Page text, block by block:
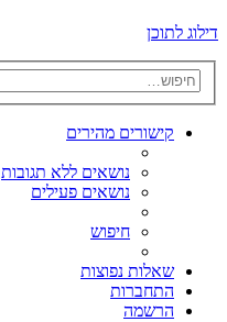
דילוג לתוכן
קישורים מהירים
נושאים ללא תגובות
נושאים פעילים
חיפוש
שאלות נפוצות
התחברות
הרשמה